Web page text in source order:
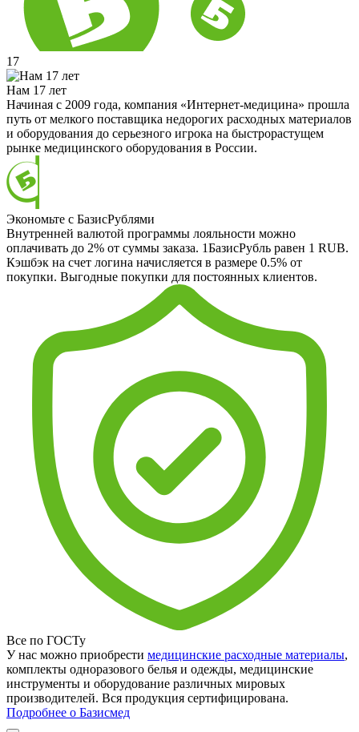
17
Нам 17 лет
Начиная с 2009 года, компания «Интернет-медицина» прошла
путь от мелкого поставщика недорогих расходных материалов
и оборудования до серьезного игрока на быстрорастущем
рынке медицинского оборудования в России.
Экономьте с БазисРублями
Внутренней валютой программы лояльности можно
оплачивать до 2% от суммы заказа. 1БазисРубль равен 1 RUB.
Кэшбэк на счет логина начисляется в размере 0.5% от
покупки. Выгодные покупки для постоянных клиентов.
Все по ГОСТу
У нас можно приобрести медицинские расходные материалы,
комплекты одноразового белья и одежды, медицинские
инструменты и оборудование различных мировых
производителей. Вся продукция сертифицирована.
Подробнее о Базисмед